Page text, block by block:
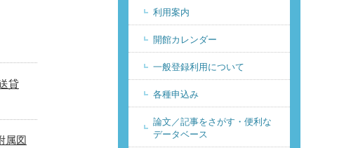
貸
属図
利用案内
開館カレンダー
一般登録利用について
各種申込み
論文／記事をさがす・便利な
データベース